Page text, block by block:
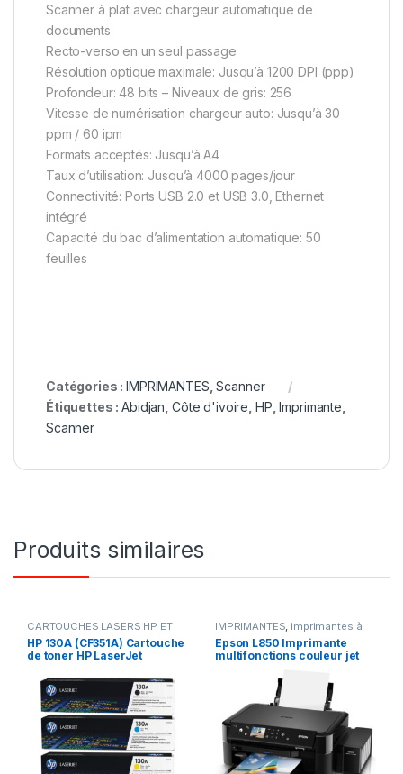
Scanner à plat avec chargeur automatique de
documents
Recto-verso en un seul passage
Résolution optique maximale: Jusqu’à 1200 DPI (ppp)
Profondeur: 48 bits – Niveaux de gris: 256
Vitesse de numérisation chargeur auto: Jusqu’à 30
ppm / 60 ipm
Formats acceptés: Jusqu’à A4
Taux d’utilisation: Jusqu’à 4000 pages/jour
Connectivité: Ports USB 2.0 et USB 3.0, Ethernet
intégré
Capacité du bac d’alimentation automatique: 50
feuilles
Catégories : IMPRIMANTES,Scanner
Étiquettes :Abidjan, Côte d'ivoire, HP, Imprimante,
Scanner
Produits similaires
CARTOUCHES LASERS HP ET
CANON ORIGINALE, Encres &
Toners,IMPRIMANTES
HP 130A (CF351A) Cartouche
de toner HP LaserJet
IMPRIMANTES, imprimantes à
jet d'encre
Epson L850 Imprimante
multifonctions couleur jet
(original) A4-Legal (support)